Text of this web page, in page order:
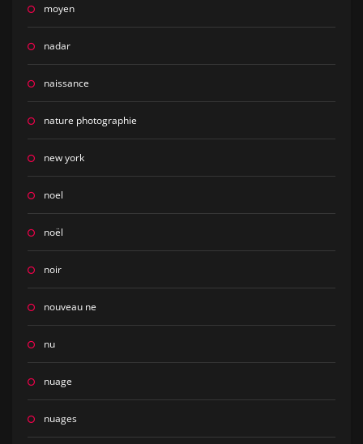
moyen
nadar
naissance
nature photographie
new york
noel
noël
noir
nouveau ne
nu
nuage
nuages